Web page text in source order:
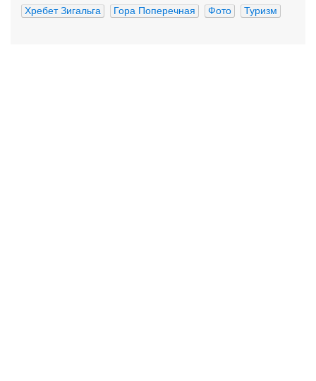
Хребет Зигальга Гора Поперечная Фото Туризм